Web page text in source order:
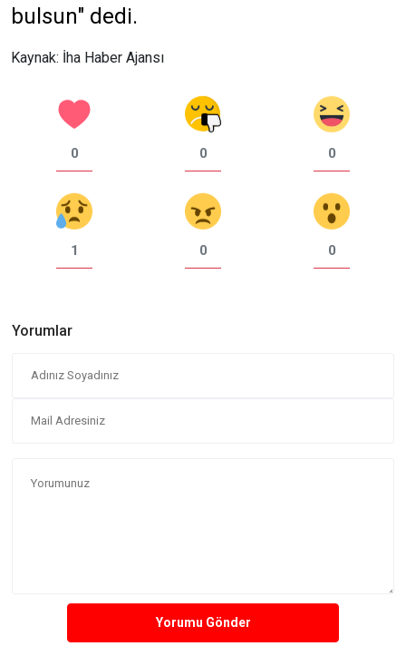
bulsun" dedi.
Kaynak: İha Haber Ajansı
0 0 0
1 0 0
Yorumlar
Yorumu Gönder